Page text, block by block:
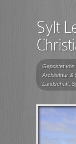
Sylt
Gepostet von
Architektur &
Landschaft,